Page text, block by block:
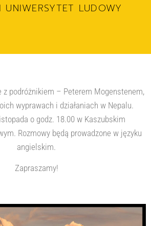
UNIWERSYTET LUDOWY
z podróżnikiem – Peterem Mogenstenem,
wyprawach i działaniach w Nepalu.
o godz. 18.00 w Kaszubskim
Rozmowy będą prowadzone w języku
angielskim.
Zapraszamy!